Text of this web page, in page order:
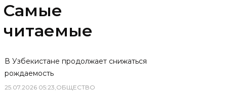
Самые
читаемые
В Узбекистане продолжает снижаться
рождаемость
25.07.2026 05:23,ОБЩЕСТВО